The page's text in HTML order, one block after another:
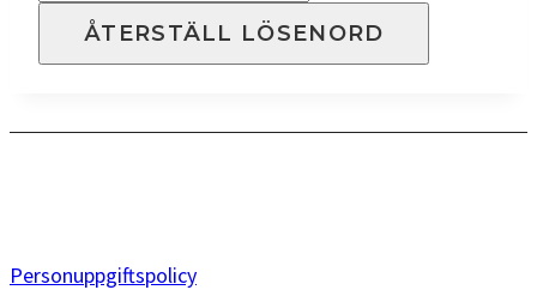
Personuppgiftspolicy